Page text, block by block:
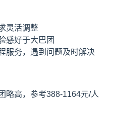
灵活调整
感好于大巴团
服务，遇到问题及时解决
略高，参考388-1164元/人